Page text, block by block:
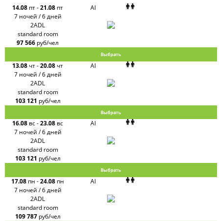
Alean
Sunmar
PlanTravel
FUN&SUN
ex TUI
Крымская
Волна
Russian
Интурист
Travelata
14.08 пт-21.08 пт
7 ночей / 6 дней
AI
2ADL
standard room
97 566 руб/чел
Выбрать
13.08 чт-20.08 чт
7 ночей / 6 дней
AI
2ADL
standard room
103 121 руб/чел
Выбрать
16.08 вс-23.08 вс
7 ночей / 6 дней
AI
2ADL
standard room
103 121 руб/чел
Выбрать
17.08 пн -24.08 пн
7 ночей / 6 дней
AI
2ADL
standard room
109 787 руб/чел